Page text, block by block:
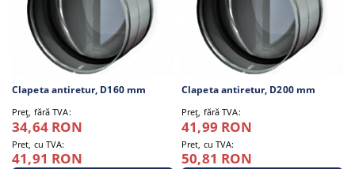
Clapeta antiretur, D160 mm
Preţ, fără TVA:
34,64 RON
Pret, cu TVA:
41,91 RON
Clapeta antiretur, D200 mm
Preţ, fără TVA:
41,99 RON
Pret, cu TVA:
50,81 RON